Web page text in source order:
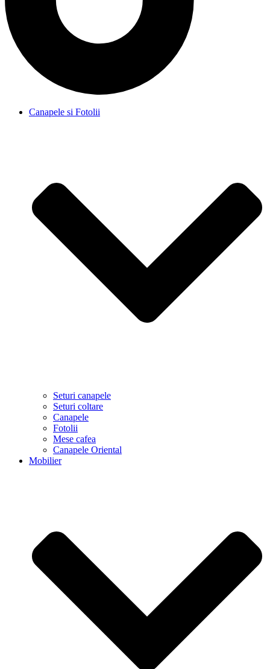
Canapele si Fotolii
Seturi canapele
Seturi coltare
Canapele
Fotolii
Mese cafea
Canapele Oriental
Mobilier